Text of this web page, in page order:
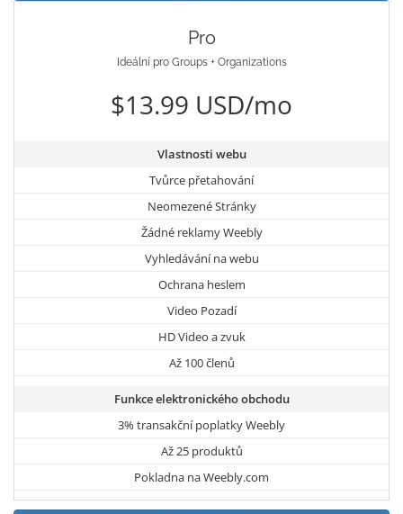
Pro
Ideální pro Groups + Organizations
$13.99 USD/mo
Vlastnosti webu
Tvůrce přetahování
Neomezené Stránky
Žádné reklamy Weebly
Vyhledávání na webu
Ochrana heslem
Video Pozadí
HD Video a zvuk
Až 100 členů
Funkce elektronického obchodu
3% transakční poplatky Weebly
Až 25 produktů
Pokladna na Weebly.com